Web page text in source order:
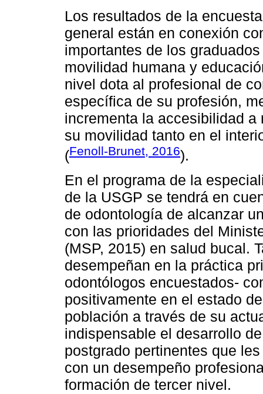
Los resultados de la
general están en conexión
importantes de los
movilidad humana y
nivel dota al profesional de
específica de su profesión,
incrementa la accesibilidad
su movilidad tanto en el
(Fenoll-Brunet, 2016).
En el programa de la
de la USGP se tendrá en
de odontología de alcanzar
con las prioridades del
(MSP, 2015) en salud bucal.
desempeñan en la práctica
odontólogos encuestados-
positivamente en el estado
población a través de su
indispensable el desarrollo
postgrado pertinentes que
con un desempeño
formación de tercer nivel.